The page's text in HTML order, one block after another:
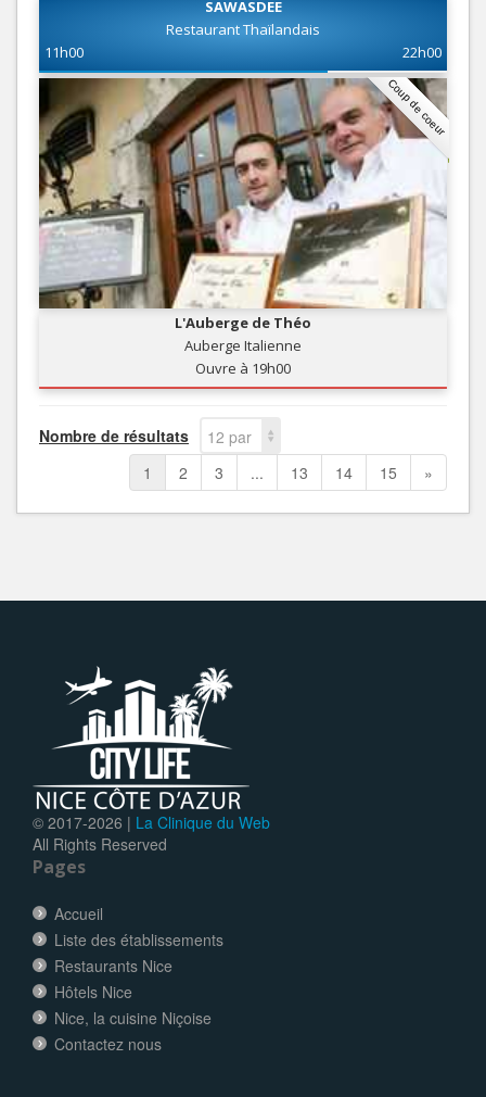
SAWASDEE
Restaurant Thaïlandais
11h00
22h00
Coup de coeur
L'Auberge de Théo
Auberge Italienne
Ouvre à 19h00
Nombre de résultats
12 par
page
1 2 3 ... 13 14 15 »
© 2017-2026 | La Clinique du Web
All Rights Reserved
Pages
Accueil
Liste des établissements
Restaurants Nice
Hôtels Nice
Nice, la cuisine Niçoise
Contactez nous